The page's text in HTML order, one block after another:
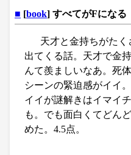
■ [book] すべてがFになる
天才と金持ちがたく
出てくる話。天才で金
んて羨ましいなあ。死
シーンの緊迫感がイイ
イイが謎解きはイマイ
も。でも面白くてどん
めた。4.5点。